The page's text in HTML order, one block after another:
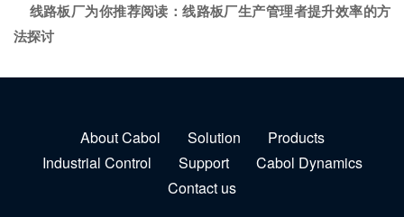
线路板厂为你推荐阅读：线路板厂生产管理者提升效率的方
法探讨
About Cabol Solution
Products
Industrial Control
Support
Cabol Dynamics
Contact us